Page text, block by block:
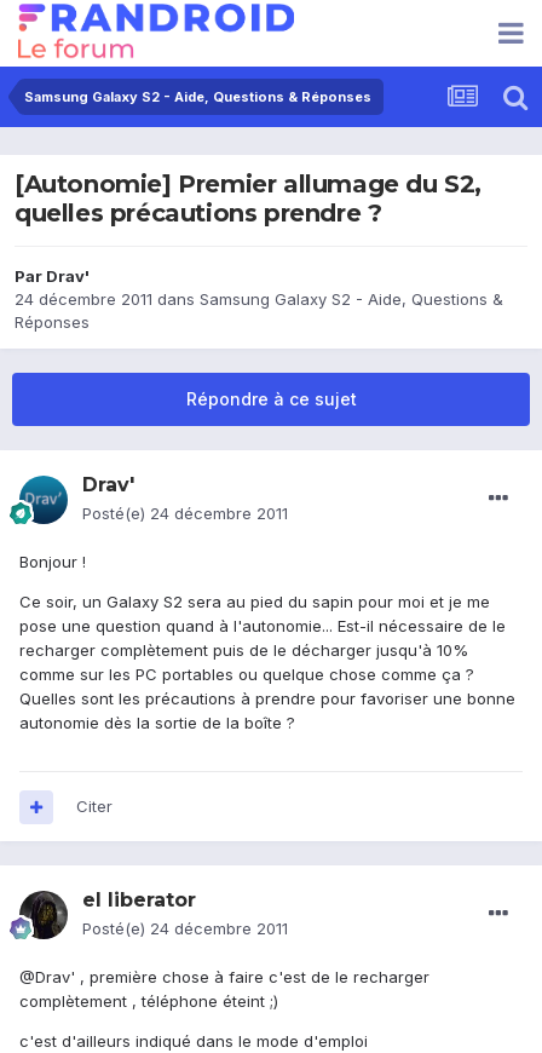
Samsung Galaxy S2 - Aide, Questions & Réponses
[Autonomie] Premier allumage du S2,
quelles précautions prendre ?
Par Drav'
24 décembre 2011 dans Samsung Galaxy S2 - Aide, Questions &
Réponses
Répondre à ce sujet
Drav'
Posté(e) 24 décembre 2011
Bonjour !
Ce soir, un Galaxy S2 sera au pied du sapin pour moi et je me
pose une question quand à l'autonomie... Est-il nécessaire de le
recharger complètement puis de le décharger jusqu'à 10%
comme sur les PC portables ou quelque chose comme ça ?
Quelles sont les précautions à prendre pour favoriser une bonne
autonomie dès la sortie de la boîte ?
Citer
el liberator
Posté(e) 24 décembre 2011
@Drav' , première chose à faire c'est de le recharger
complètement , téléphone éteint ;)
c'est d'ailleurs indiqué dans le mode d'emploi